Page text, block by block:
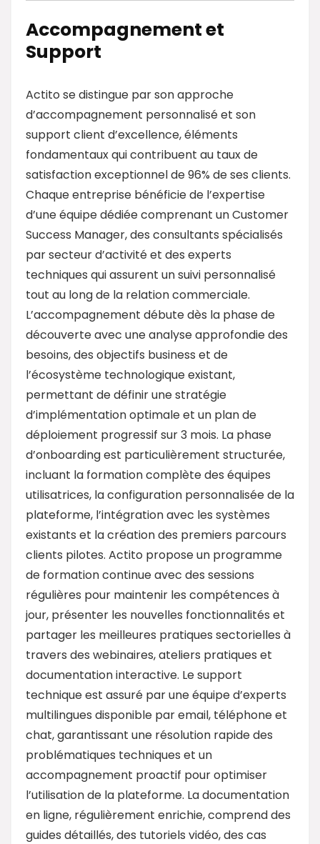
Accompagnement et
Support
Actito se distingue par son approche
d’accompagnement personnalisé et son
support client d’excellence, éléments
fondamentaux qui contribuent au taux de
satisfaction exceptionnel de 96% de ses clients.
Chaque entreprise bénéficie de l’expertise
d’une équipe dédiée comprenant un Customer
Success Manager, des consultants spécialisés
par secteur d’activité et des experts
techniques qui assurent un suivi personnalisé
tout au long de la relation commerciale.
L’accompagnement débute dès la phase de
découverte avec une analyse approfondie des
besoins, des objectifs business et de
l’écosystème technologique existant,
permettant de définir une stratégie
d’implémentation optimale et un plan de
déploiement progressif sur 3 mois. La phase
d’onboarding est particulièrement structurée,
incluant la formation complète des équipes
utilisatrices, la configuration personnalisée de la
plateforme, l’intégration avec les systèmes
existants et la création des premiers parcours
clients pilotes. Actito propose un programme
de formation continue avec des sessions
régulières pour maintenir les compétences à
jour, présenter les nouvelles fonctionnalités et
partager les meilleures pratiques sectorielles à
travers des webinaires, ateliers pratiques et
documentation interactive. Le support
technique est assuré par une équipe d’experts
multilingues disponible par email, téléphone et
chat, garantissant une résolution rapide des
problématiques techniques et un
accompagnement proactif pour optimiser
l’utilisation de la plateforme. La documentation
en ligne, régulièrement enrichie, comprend des
guides détaillés, des tutoriels vidéo, des cas